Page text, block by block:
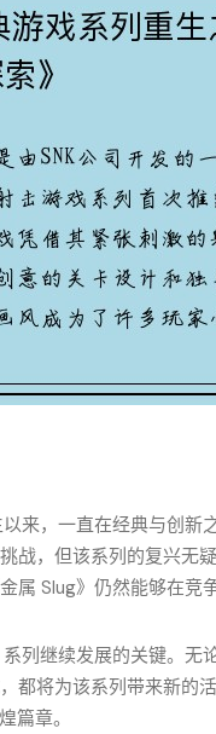
来，一直在经典与创新
战，但该系列的复兴无
属 Slug》仍然能够在竞
列继续发展的关键。无
都将为该系列带来新的
篇章。